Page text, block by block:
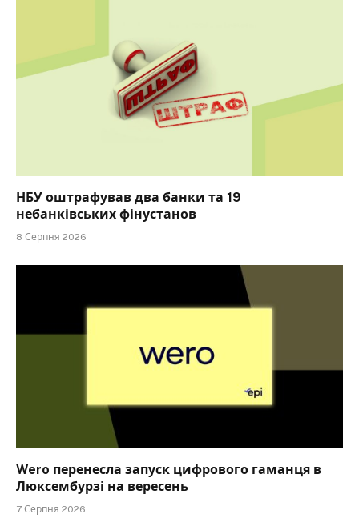
НБУ оштрафував два банки та 19
небанківських фінустанов
8 Серпня 2026
Wero перенесла запуск цифрового гаманця в
Люксембурзі на вересень
7 Серпня 2026